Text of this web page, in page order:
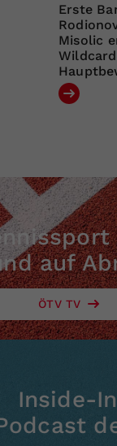
Erste
Misolic
auf
ÖTV TV
Inside-In